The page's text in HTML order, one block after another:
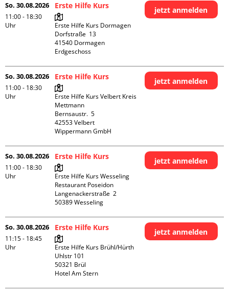
So. 30.08.2026
11:00 - 18:30
Uhr
Erste Hilfe Kurs
Erste Hilfe Kurs Dormagen
Dorfstraße  13
41540 Dormagen
Erdgeschoss
jetzt anmelden
So. 30.08.2026
11:00 - 18:30
Uhr
Erste Hilfe Kurs
Erste Hilfe Kurs Velbert Kreis
Mettmann
Bernsaustr.  5
42553 Velbert
Wippermann GmbH
jetzt anmelden
So. 30.08.2026
11:00 - 18:30
Uhr
Erste Hilfe Kurs
Erste Hilfe Kurs Wesseling
Restaurant Poseidon
Langenackerstraße  2
jetzt anmelden
So. 30.08.2026
11:15 - 18:45
Uhr
Erste Hilfe Kurs
Erste Hilfe Kurs Brühl/Hürth
Uhlstr 101
50321 Brül
Hotel Am Stern
jetzt anmelden